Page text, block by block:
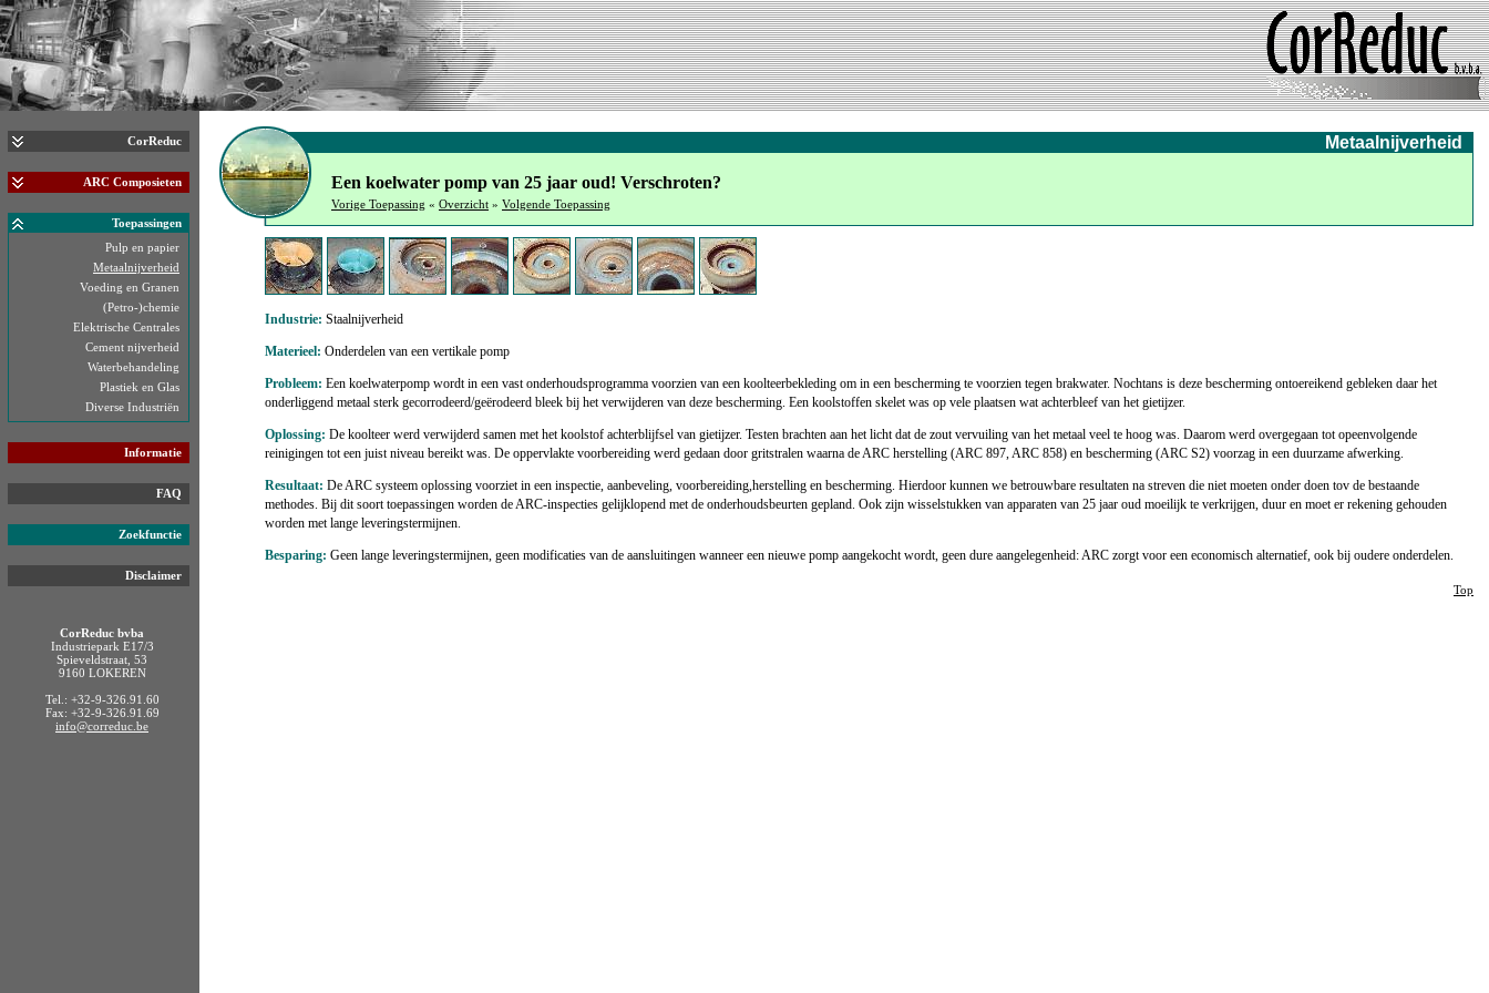
CorReduc
ARC Composieten
Toepassingen
Pulp en papier
Metaalnijverheid
Voeding en Granen
(Petro-)chemie
Elektrische Centrales
Cement nijverheid
Waterbehandeling
Plastiek en Glas
Diverse Industriën
Informatie
FAQ
Zoekfunctie
Disclaimer
CorReduc bvba
Industriepark E17/3
Spieveldstraat, 53
9160 LOKEREN
Tel.: +32-9-326.91.60
Fax: +32-9-326.91.69
info@correduc.be
Metaalnijverheid
Een koelwater pomp van 25 jaar oud! Verschroten?
Vorige Toepassing « Overzicht » Volgende Toepassing
Industrie: Staalnijverheid
Materieel: Onderdelen van een vertikale pomp
Probleem: Een koelwaterpomp wordt in een vast onderhoudsprogramma voorzien van een koolteerbekleding om in een bescherming te voorzien tegen brakwater. Nochtans is deze bescherming ontoereikend gebleken daar het
onderliggend metaal sterk gecorrodeerd/geërodeerd bleek bij het verwijderen van deze bescherming. Een koolstoffen skelet was op vele plaatsen wat achterbleef van het gietijzer.
Oplossing: De koolteer werd verwijderd samen met het koolstof achterblijfsel van gietijzer. Testen brachten aan het licht dat de zout vervuiling van het metaal veel te hoog was. Daarom werd overgegaan tot opeenvolgende
reinigingen tot een juist niveau bereikt was. De oppervlakte voorbereiding werd gedaan door gritstralen waarna de ARC herstelling (ARC 897, ARC 858) en bescherming (ARC S2) voorzag in een duurzame afwerking.
Resultaat: De ARC systeem oplossing voorziet in een inspectie, aanbeveling, voorbereiding,herstelling en bescherming. Hierdoor kunnen we betrouwbare resultaten na streven die niet moeten onder doen tov de bestaande
methodes. Bij dit soort toepassingen worden de ARC-inspecties gelijklopend met de onderhoudsbeurten gepland. Ook zijn wisselstukken van apparaten van 25 jaar oud moeilijk te verkrijgen, duur en moet er rekening gehouden
worden met lange leveringstermijnen.
Besparing: Geen lange leveringstermijnen, geen modificaties van de aansluitingen wanneer een nieuwe pomp aangekocht wordt, geen dure aangelegenheid: ARC zorgt voor een economisch alternatief, ook bij oudere onderdelen.
Top